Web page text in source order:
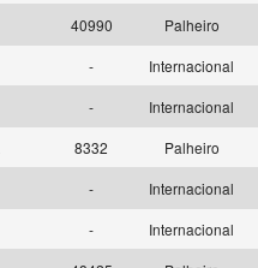
40990 Palheiro
- Internacional
- Internacional
8332 Palheiro
- Internacional
- Internacional